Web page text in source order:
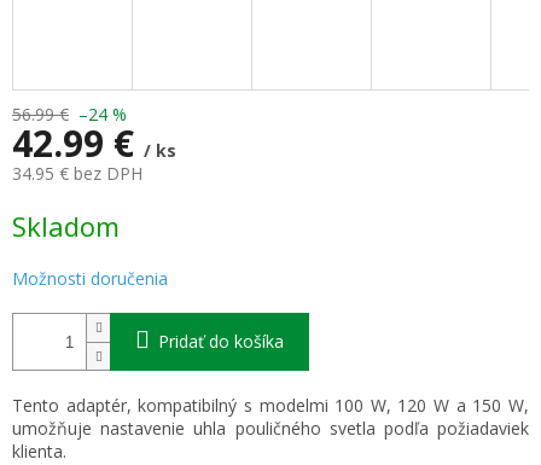
56.99 € –24 %
42.99 € / ks
34.95 € bez DPH
cena:
Skladom
Možnosti doručenia
Pridať do košíka
Tento adaptér, kompatibilný s modelmi 100 W, 120 W a 150 W,
umožňuje nastavenie uhla pouličného svetla podľa požiadaviek
klienta.